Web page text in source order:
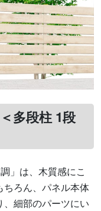
多段柱 1段
」は、木質感にこ
ちろん、パネル本体
細部のパーツにい